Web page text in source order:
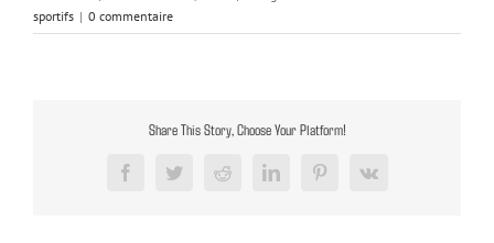
sportifs | 0 commentaire
Share This Story, Choose Your Platform!
FacebookTwitterRedditLinkedInPinterest
Vk